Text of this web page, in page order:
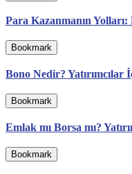
Para Kazanmanın
Bookmark
Bono Nedir?
Bookmark
Emlak mı Borsa mı?
Bookmark